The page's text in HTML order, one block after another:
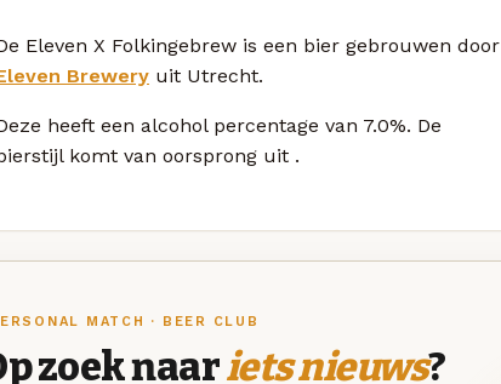
Eleven X Folkingebrew is een bier gebrouwen door
Brewery uit Utrecht.
heeft een alcohol percentage van 7.0%. De
komt van oorsprong uit .
MATCH · BEER CLUB
zoek naariets nieuws?